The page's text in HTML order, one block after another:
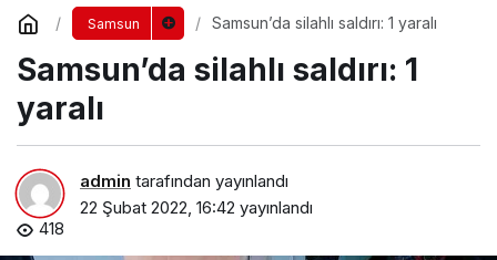
Samsun Samsun’da silahlı saldırı: 1 yaralı
Samsun’da silahlı saldırı: 1
yaralı
admin tarafından yayınlandı
22 Şubat 2022, 16:42 yayınlandı
418